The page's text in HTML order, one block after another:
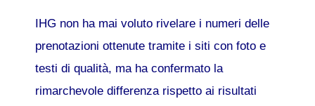
IHG non ha mai voluto rivelare i numeri delle
prenotazioni ottenute tramite i siti con foto e
testi di qualità, ma ha confermato la
rimarchevole differenza rispetto ai risultati